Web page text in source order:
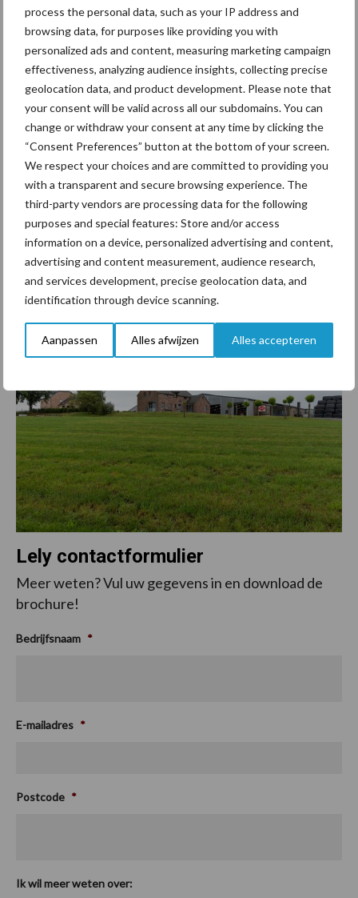
process the personal data, such as your IP address and
browsing data, for purposes like providing you with
personalized ads and content, measuring marketing campaign
effectiveness, analyzing audience insights, collecting precise
geolocation data, and product development. Please note that
your consent will be valid across all our subdomains. You can
change or withdraw your consent at any time by clicking the
“Consent Preferences” button at the bottom of your screen.
We respect your choices and are committed to providing you
with a transparent and secure browsing experience. The
third-party vendors are processing data for the following
purposes and special features: Store and/or access
information on a device, personalized advertising and content,
advertising and content measurement, audience research,
and services development, precise geolocation data, and
identification through device scanning.
Aanpassen Alles afwijzen Alles accepteren
het gaat om vetgehalten, celgetallen, eiwitgehalten,
uiergezondheid, andere attenties voor koegezondheid en
kuddebeheer kun je echt over een schat aan informatie
beschikken.” Deze data valt goed te benutten en te
interpreteren door het nieuwe gelanceerde programma van Lely,
Horizon. ”Voor mij is het belangrijk om te kijken naar de
gezondheid en melkproductie van onze koeien, om optimale
prestaties te realiseren.”
Toekomst
Quetin verwacht dat zijn bedrijf over vijf tot tien jaar nog verder
is geoptimaliseerd. Bijvoorbeeld met het verbeteren van de stal
voor het jongvee en de opslag- en voerfaciliteiten of misschien
het aantal koeien uitbreiden. ”De toekomst zal het uitwijzen, we
Lely contactformulier
Meer weten? Vul uw gegevens in en download de
brochure!
Bedrijfsnaam *
E-mailadres *
Postcode *
Ik wil meer weten over: